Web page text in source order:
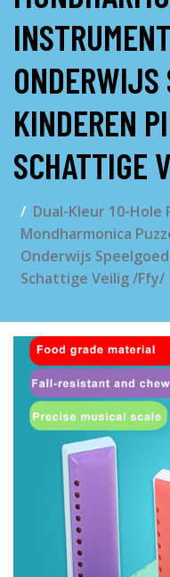
ONDERWIJS
KINDEREN
SCHATTIGE
Dual-Kleur 10-Hole
Mondharmonica
Onderwijs
Schattige Veilig /Ffy/